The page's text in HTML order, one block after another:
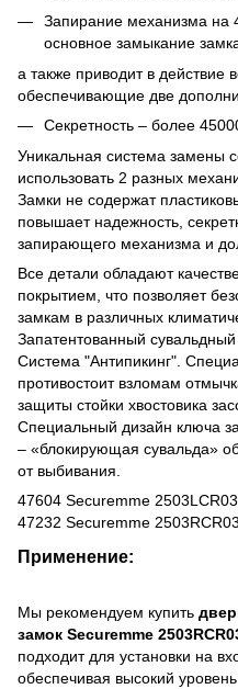
Запирание механизма на
основное замыкание
а также приводит в действие
обеспечивающие две
Секретность – более
Уникальная система замены
использовать 2 разных
Замки не содержат
повышает надежность,
запирающего механизма и
Все детали обладают
покрытием, что позволяет
замкам в различных
Запатентованный
Система "Антипикинг".
противостоит взломам
защиты стойки хвостовика
Специальный дизайн ключа
– «блокирующая сувальда»
от выбивания.
47604 Securemme
47232 Securemme
Применение:
Мы рекомендуем купить
замок Securemme
подходит для установки на
обеспечивая высокий